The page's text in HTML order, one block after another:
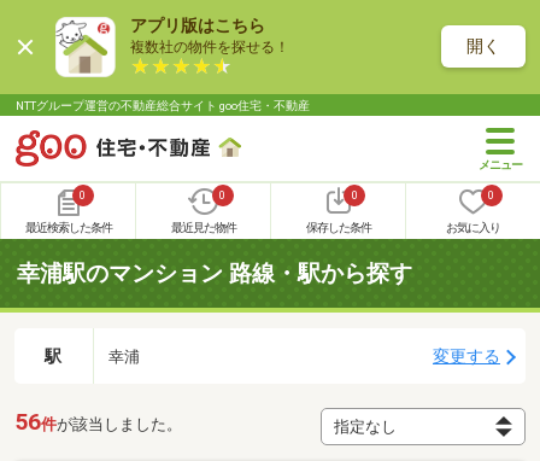
アプリ版はこちら
複数社の物件を探せる！ 開く
NTTグループ運営の不動産総合サイト goo住宅・不動産
0
最近検索した条件
0
最近見た物件
0
保存した条件
0
お気に入り
幸浦駅のマンション 路線・駅から探す
駅 幸浦 変更する
56件が該当しました。